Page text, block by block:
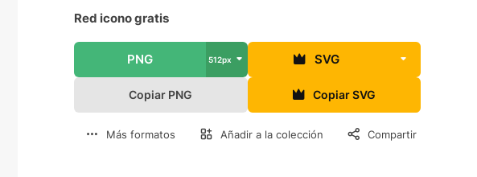
Red icono gratis
PNG 512px SVG
Copiar PNG Copiar SVG
Más formatos Añadir a la colección Compartir